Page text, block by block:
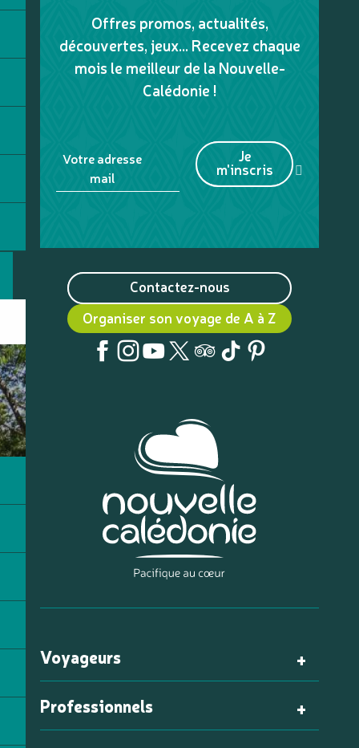
Offres promos, actualités,
découvertes, jeux... Recevez chaque
mois le meilleur de la Nouvelle-
Calédonie !
Votre adresse
mail
Je
m'inscris
Contactez-nous
Organiser son voyage de A à Z
Voyageurs
Professionnels